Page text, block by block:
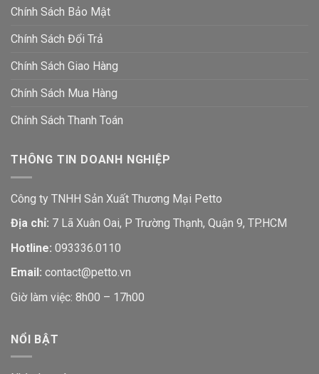
Chính Sách Bảo Mật
Chính Sách Đổi Trả
Chính Sách Giao Hàng
Chính Sách Mua Hàng
Chính Sách Thanh Toán
THÔNG TIN DOANH NGHIỆP
Công ty TNHH Sản Xuất Thương Mại Petto
Địa chỉ: 7 Lã Xuân Oai, P Trường Thạnh, Quận 9, TP.HCM
Hotline: 093336.0110
Email: contact@petto.vn
Giờ làm việc: 8h00 – 17h00
NỔI BẬT